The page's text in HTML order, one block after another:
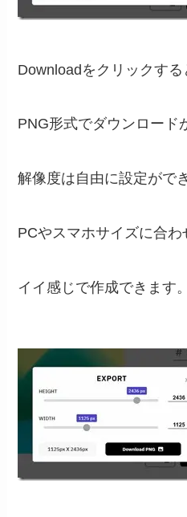
Downloadをクリックする
PNG形式でダウンロード
解像度は自由に設定がで
PCやスマホサイズに合わ
イイ感じで作成できます。